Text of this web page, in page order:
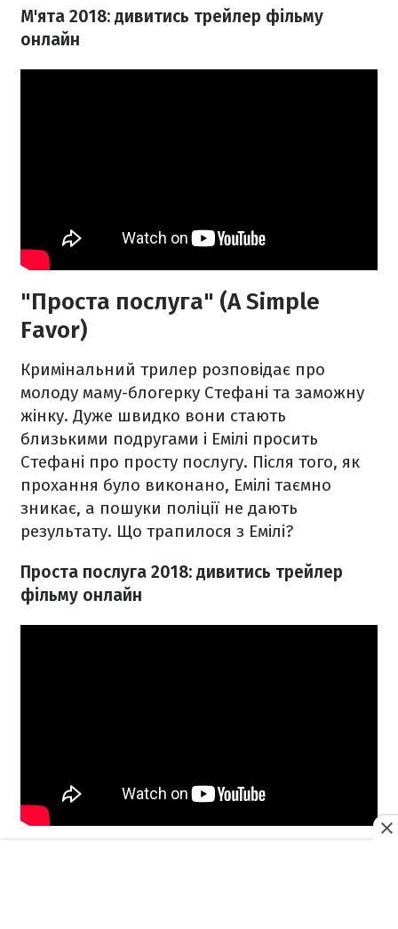
М'ята 2018: дивитись трейлер фільму
онлайн
"Проста послуга" (A Simple
Favor)
Кримінальний трилер розповідає про
молоду маму-блогерку Стефані та заможну
жінку. Дуже швидко вони стають
близькими подругами і Емілі просить
Стефані про просту послугу. Після того, як
прохання було виконано, Емілі таємно
зникає, а пошуки поліції не дають
результату. Що трапилося з Емілі?
Проста послуга 2018: дивитись трейлер
фільму онлайн